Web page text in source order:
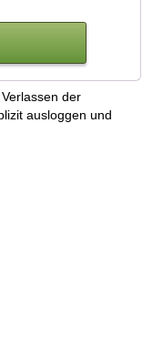
der
ausloggen und